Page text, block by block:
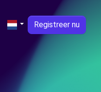
Registreer nu